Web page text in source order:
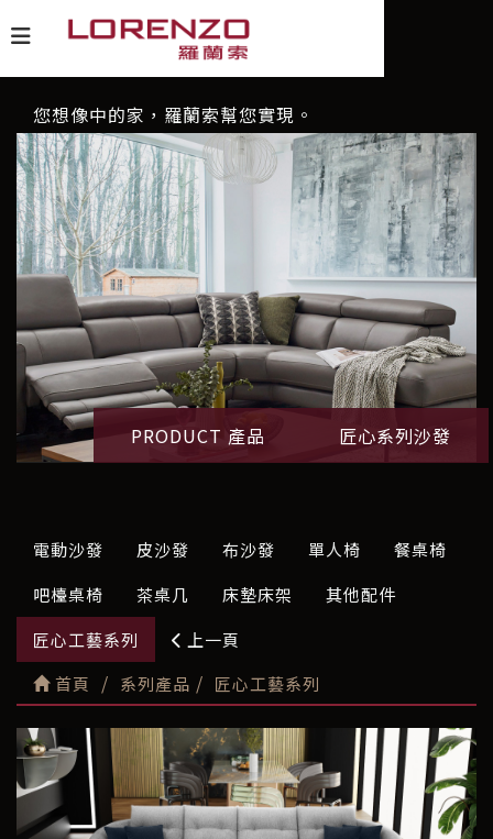
您想像中的家，羅蘭索幫您實現。
PRODUCT 產品 匠心系列沙發
電動沙發 皮沙發 布沙發 單人椅
餐桌椅
吧檯桌椅
茶桌几 床墊床架
其他配件
匠心工藝系列
上一頁
首頁
系列產品 匠心工藝系列